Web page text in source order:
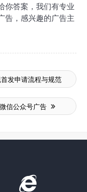
你答案，我们有专业
告，感兴趣的广告主
发申请流程与规范
信公众号广告